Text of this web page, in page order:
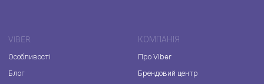
VIBER
Особливості
Блог
КОМПАНІЯ
Про Viber
Брендовий центр